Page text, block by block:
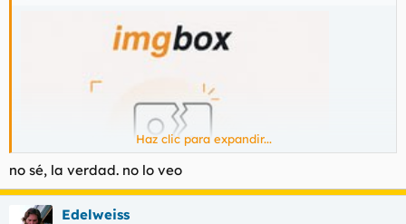
Haz clic para expandir...
no sé, la verdad. no lo veo
Edelweiss